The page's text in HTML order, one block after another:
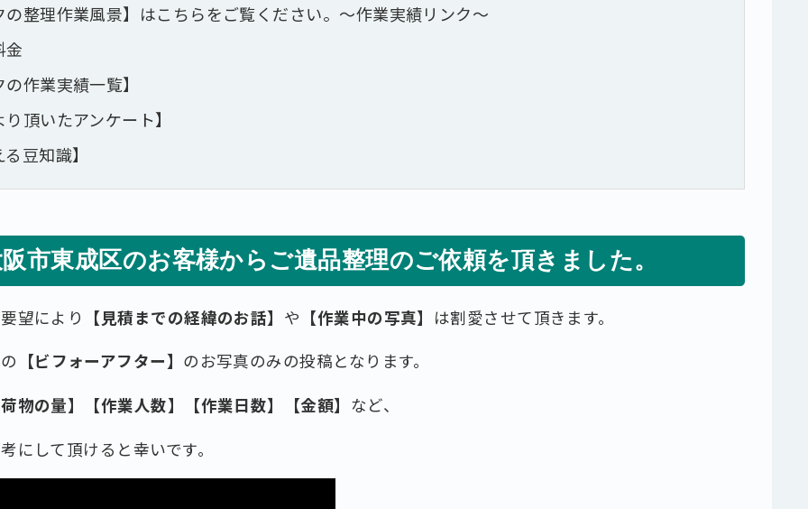
整理作業風景】はこちらをご覧ください。～作業実績リンク～
作業実績一覧】
頂いたアンケート】
豆知識】
市東成区のお客様からご遺品整理のご依頼を頂きました。
望により 【見積までの経緯のお話】 や 【作業中の写真】 は割愛させて頂きます。
【ビフォーアフター】 のお写真のみの投稿となります。
物の量】【作業人数】【作業日数】【金額】 など、
にして頂けると幸いです。